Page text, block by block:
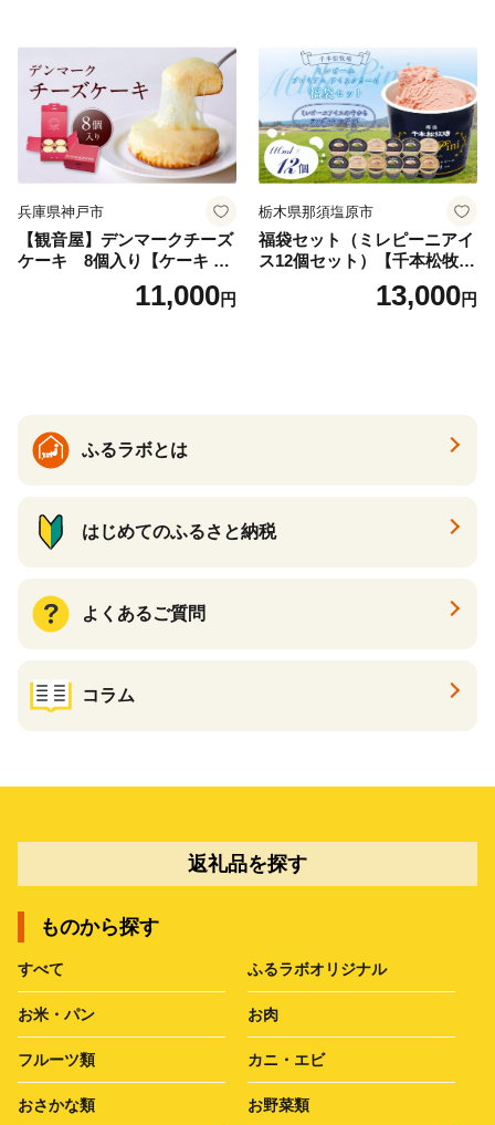
兵庫県神戸市
【観音屋】デンマークチーズ
ケーキ 8個入り【ケーキ チ
ーズケーキ 人気スイーツ お
すすめスイーツ 神戸スイー
11,000円
栃木県那須塩原市
福袋セット（ミレピーニアイ
ス12個セット）【千本松牧
場】 ns025-014-12 【デザー
ト 詰め合わせ ギフト】
13,000円
ふるラボとは
はじめてのふるさと納税
よくあるご質問
コラム
返礼品を探す
ものから探す
すべて ふるラボオリジナル
お米・パン お肉
フルーツ類 カニ・エビ
おさかな類 お野菜類